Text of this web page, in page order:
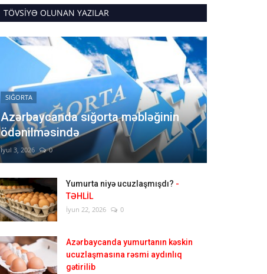
TÖVSIYƏ OLUNAN YAZILAR
SIĞORTA
Azərbaycanda sığorta məbləğinin
ödənilməsində
İyul 3, 2026 0
Yumurta niyə ucuzlaşmışdı? -
TƏHLİL
İyun 22, 2026 0
Azərbaycanda yumurtanın kəskin
ucuzlaşmasına rəsmi aydınlıq
gətirilib